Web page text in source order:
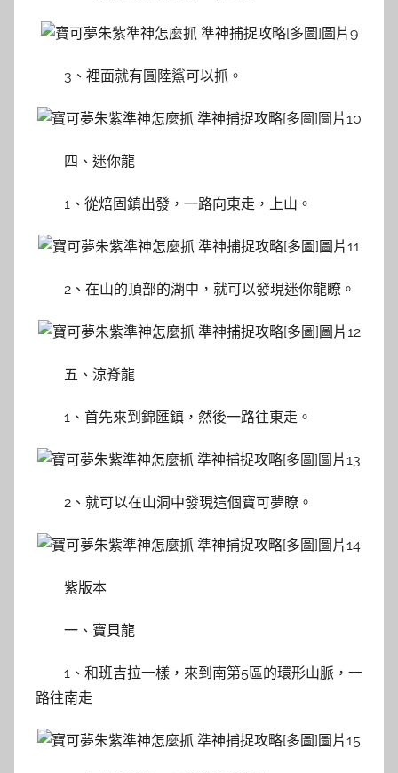
3、裡面就有圓陸鯊可以抓。
四、迷你龍
1、從焙固鎮出發，一路向東走，上山。
2、在山的頂部的湖中，就可以發現迷你龍瞭。
五、涼脊龍
1、首先來到錦匯鎮，然後一路往東走。
2、就可以在山洞中發現這個寶可夢瞭。
紫版本
一、寶貝龍
1、和班吉拉一樣，來到南第5區的環形山脈，一
路往南走